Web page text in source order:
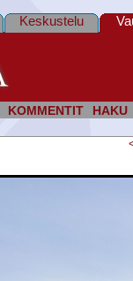
KOMMENTIT HAKU
Keskustelu